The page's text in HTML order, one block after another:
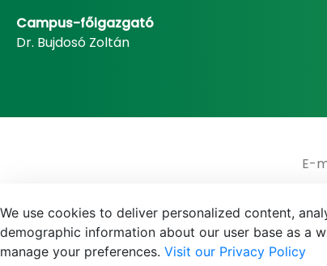
Campus-főigazgató
Dr. Bujdosó Zoltán
E-
We use cookies to deliver personalized content,
demographic information about our user base as a
manage your preferences. Visit our Privacy Policy